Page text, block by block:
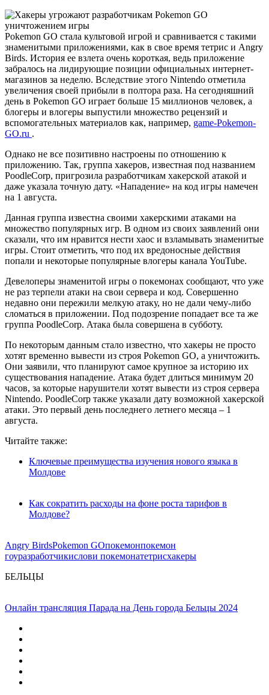
Pokemon GO стала культовой игрой и сравнивается с такими
знаменитыми приложениями, как в свое время тетрис и Angry
Birds. История ее взлета очень короткая, ведь приложение
забралось на лидирующие позиции официальных интернет-
магазинов за неделю. Вследствие этого Nintendo отметила
увеличения своей прибыли в полтора раза. На сегодняшний
день в Pokemon GO играет больше 15 миллионов человек, а
блогеры и влогеры выпустили множество рецензий и
вспомогательных материалов как, например, game-Pokemon-
GO.ru .
Однако не все позитивно настроены по отношению к
приложению. Так, группа хакеров, известная под названием
PoodleCorp, пригрозила разработчикам хакерской атакой и
даже указала точную дату. «Нападение» на код игры намечен
на 1 августа.
Данная группа известна своими хакерскими атаками на
множество популярных игр. В одном из своих заявлений они
сказали, что им нравится нести хаос и взламывать знаменитые
игры. Стоит отметить, что под их вредоносные действия
попали и некоторые популярные влогеры канала YouTube.
Девелоперы знаменитой игры о покемонах сообщают, что уже
не раз терпели атаки на свои сервера и код. Совершенно
недавно они пережили мелкую атаку, но не дали чему-либо
сломаться в приложении. Под подозрение попадает все та же
группа PoodleCorp. Атака была совершена в субботу.
По некоторым данным стало известно, что хакеры не просто
хотят временно вывести из строя Pokemon GO, а уничтожить.
Они заявили, что планируют самое крупное за историю их
существования нападение. Атака будет длиться минимум 20
часов, за которые нарушители хотят вывести из строя сервера
Nintendo. PoodleCorp также указали дату возможной хакерской
атаки. Это первый день последнего летнего месяца – 1
августа.
Читайте также:
Ключевые преимущества изучения нового языка в
Молдове
Как сократить расходы на фоне роста тарифов в
Молдове?
Angry BirdsPokemon GOпокемонпокемон
гоуразработчикислови покемонатетрисхакеры
БЕЛЬЦЫ
Онлайн трансляция Парада на День города Бельцы 2024